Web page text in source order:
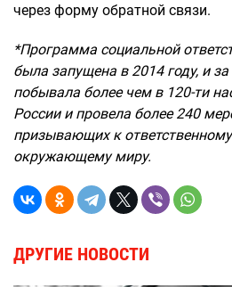
через форму обратной связи.
*Программа социальной
была запущена в 2014 году, и
побывала более чем в 120-ти
России и провела более 240
призывающих к
окружающему миру.
ДРУГИЕ НОВОСТИ